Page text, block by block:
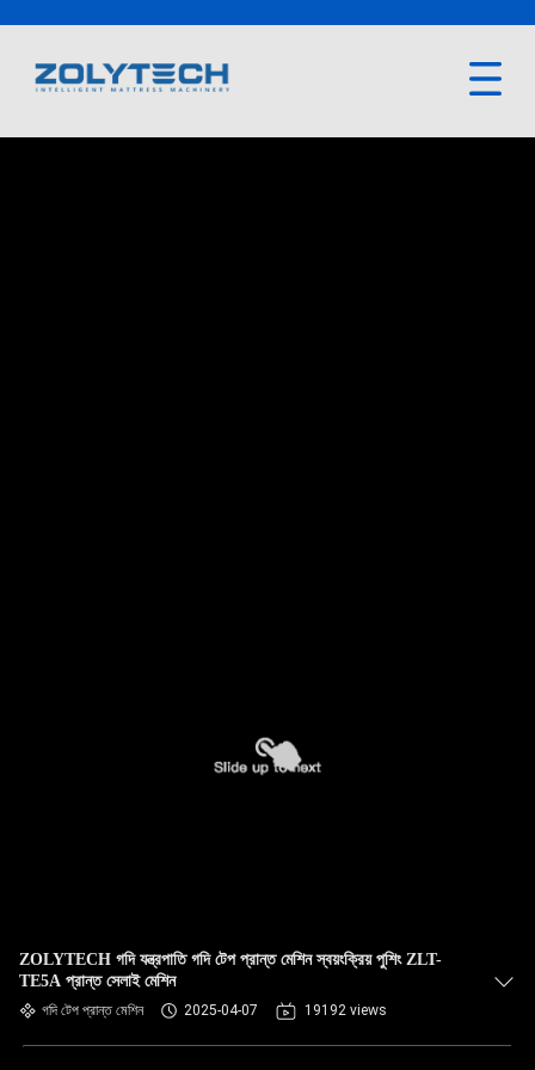
ZOLYTECH গদি যন্ত্রপাতি গদি টেপ প্রান্ত মেশিন স্বয়ংক্রিয় পুশিং ZLT-
TE5A প্রান্ত সেলাই মেশিন
গদি টেপ প্রান্ত মেশিন 2025-04-07 19192 views